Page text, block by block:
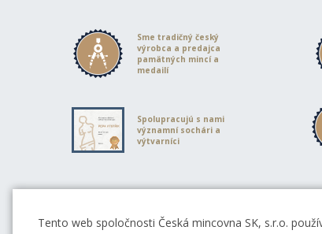
Sme tradičný český
výrobca a predajca
pamätných mincí a
medailí
Spolupracujú s nami
významní sochári a
výtvarníci
Tento web spoločnosti Česká mincovna SK, s.r.o.